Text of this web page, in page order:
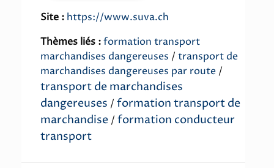
Site : https://www.suva.ch
Thèmes liés :formation transport
marchandises dangereuses / transport de
marchandises dangereuses par route /
transport de marchandises
dangereuses / formation transport de
marchandise / formation conducteur
transport